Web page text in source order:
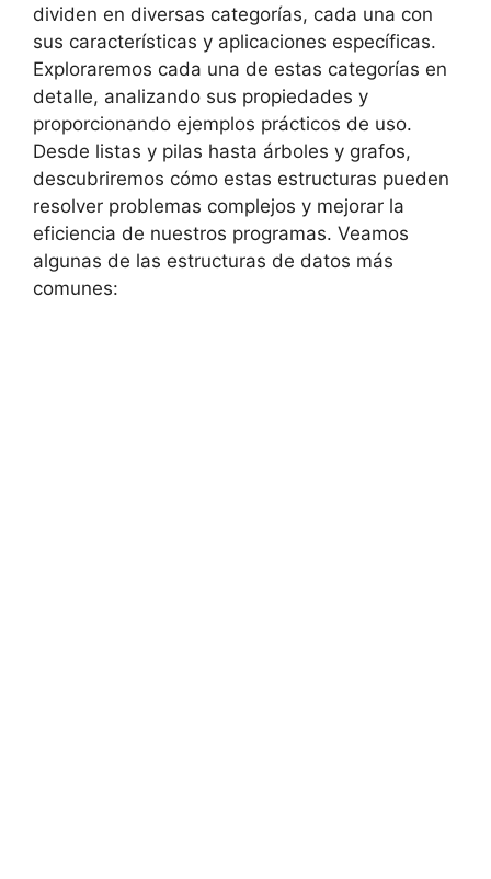
dividen en diversas categorías, cada una con
sus características y aplicaciones específicas.
Exploraremos cada una de estas categorías en
detalle, analizando sus propiedades y
proporcionando ejemplos prácticos de uso.
Desde listas y pilas hasta árboles y grafos,
descubriremos cómo estas estructuras pueden
resolver problemas complejos y mejorar la
eficiencia de nuestros programas. Veamos
algunas de las estructuras de datos más
comunes: